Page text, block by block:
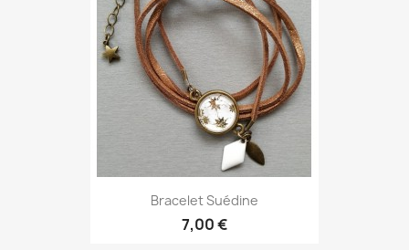
Bracelet Suédine
7,00 €